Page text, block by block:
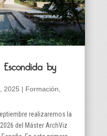
by
2025 | Formación
realizaremos la
del Máster ArchViz